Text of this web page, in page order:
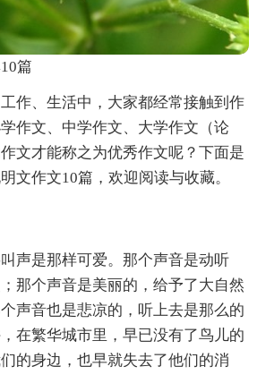
篇
作、生活中，大家都经常接触到作
作文、中学作文、大学作文（论
文才能称之为优秀作文呢？下面是
文作文10篇，欢迎阅读与收藏。
声是那样可爱。那个声音是动听
那个声音是美丽的，给予了大自然
声音也是悲凉的，听上去是那么的
在繁华城市里，早已没有了鸟儿的
的身边，也早就失去了他们的消